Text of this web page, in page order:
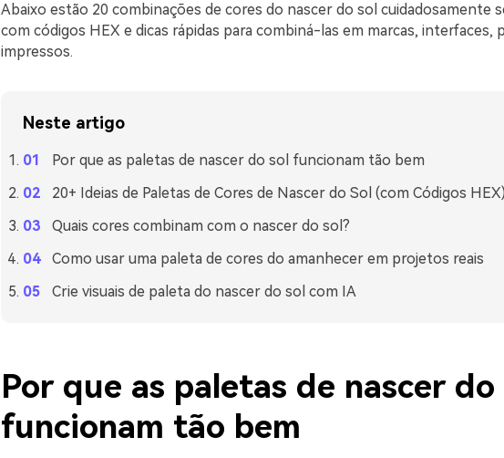
Abaixo estão 20 combinações de cores do nascer do sol cuidadosamente
com códigos HEX e dicas rápidas para combiná-las em marcas, interfaces,
impressos.
Neste artigo
Por que as paletas de nascer do sol funcionam tão bem
20+ Ideias de Paletas de Cores de Nascer do Sol (com Códigos
Quais cores combinam com o nascer do sol?
Como usar uma paleta de cores do amanhecer em projetos reais
Crie visuais de paleta do nascer do sol com IA
Por que as paletas de nascer do
funcionam tão bem